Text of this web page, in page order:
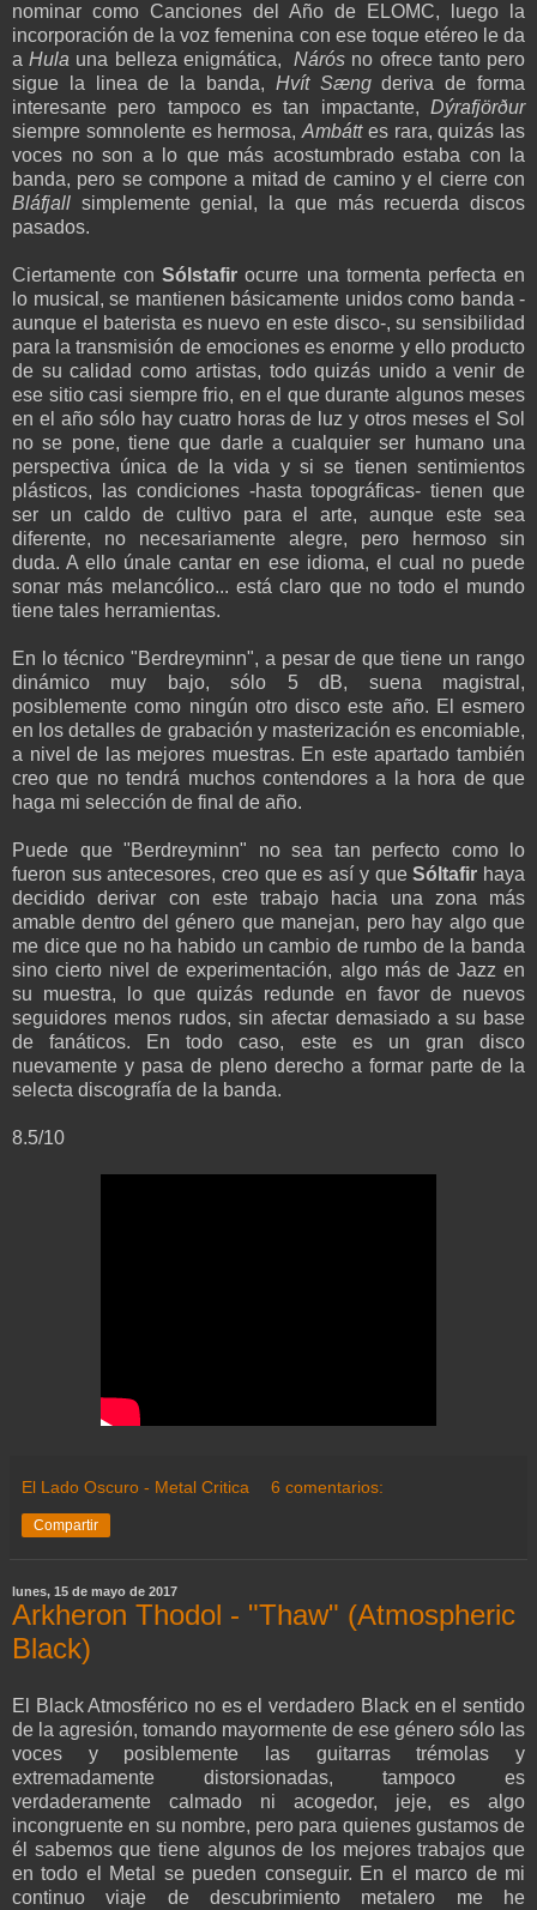
nominar como Canciones del Año de ELOMC, luego la
incorporación de la voz femenina con ese toque etéreo le da
aHula una belleza enigmática,Nárós no ofrece tanto pero
sigue la linea de la banda, Hvít Sængderiva de forma
interesante pero tampoco es tan impactante, Dýrafjörður
siempre somnolente es hermosa, Ambáttes rara, quizás las
voces no son a lo que más acostumbrado estaba con la
banda, pero se compone a mitad de camino y el cierre con
Bláfjall simplemente genial, la que más recuerda discos
pasados.
Ciertamente conSólstafir ocurre una tormenta perfecta en
lo musical, se mantienen básicamente unidos como banda -
aunque el baterista es nuevo en este disco-, su sensibilidad
para la transmisión de emociones es enorme y ello producto
de su calidad como artistas, todo quizás unido a venir de
ese sitio casi siempre frio, en el que durante algunos meses
en el año sólo hay cuatro horas de luz y otros meses el Sol
no se pone, tiene que darle a cualquier ser humano una
perspectiva única de la vida y si se tienen sentimientos
plásticos, las condiciones -hasta topográficas- tienen que
ser un caldo de cultivo para el arte, aunque este sea
diferente, no necesariamente alegre, pero hermoso sin
duda. A ello únale cantar en ese idioma, el cual no puede
sonar más melancólico... está claro que no todo el mundo
tiene tales herramientas.
En lo técnico "Berdreyminn", a pesar de que tiene un rango
dinámico muy bajo, sólo 5 dB, suena magistral,
posiblemente como ningún otro disco este año. El esmero
en los detalles de grabación y masterización es encomiable,
a nivel de las mejores muestras. En este apartado también
creo que no tendrá muchos contendores a la hora de que
haga mi selección de final de año.
Puede que "Berdreyminn" no sea tan perfecto como lo
fueron sus antecesores, creo que es así y queSóltafir haya
decidido derivar con este trabajo hacia una zona más
amable dentro del género que manejan, pero hay algo que
me dice que no ha habido un cambio de rumbo de la banda
sino cierto nivel de experimentación, algo más de Jazz en
su muestra, lo que quizás redunde en favor de nuevos
seguidores menos rudos, sin afectar demasiado a su base
de fanáticos. En todo caso, este es un gran disco
nuevamente y pasa de pleno derecho a formar parte de la
selecta discografía de la banda.
8.5/10
El Lado Oscuro - Metal Critica 6 comentarios:
Compartir
lunes, 15 de mayo de 2017
Arkheron Thodol - "Thaw" (Atmospheric
Black)
El Black Atmosférico no es el verdadero Black en el sentido
de la agresión, tomando mayormente de ese género sólo las
voces y posiblemente las guitarras trémolas y
extremadamente distorsionadas, tampoco es
verdaderamente calmado ni acogedor, jeje, es algo
incongruente en su nombre, pero para quienes gustamos de
él sabemos que tiene algunos de los mejores trabajos que
en todo el Metal se pueden conseguir. En el marco de mi
continuo viaje de descubrimiento metalero me he